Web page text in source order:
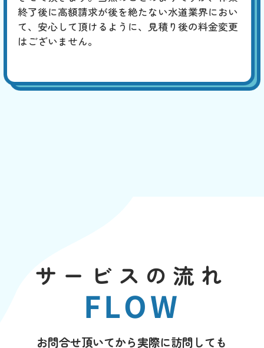
終了後に高額請求が後を絶たない水道業界におい
て、安心して頂けるように、見積り後の料金変更
はございません。
サービスの流れ
FLOW
お問合せ頂いてから実際に訪問しても